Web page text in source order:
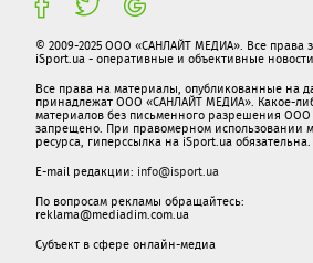
© 2009-2025 ООО «САНЛАЙТ МЕДИА». Все права
iSport.ua - оперативные и объективные
Все права на материалы, опубликованные на
принадлежат ООО «САНЛАЙТ МЕДИА». Какое-
материалов без письменного разрешения
запрещено. При правомерном использовании
ресурса, гиперссылка на iSport.ua обязательна.
E-mail редакции: info@isport.ua
По вопросам рекламы обращайтесь:
reklama@mediadim.com.ua
Субъект в сфере онлайн-медиа